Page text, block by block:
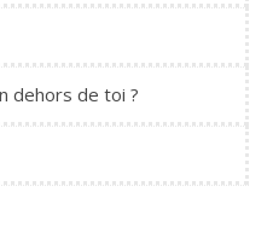
dehors de toi ?